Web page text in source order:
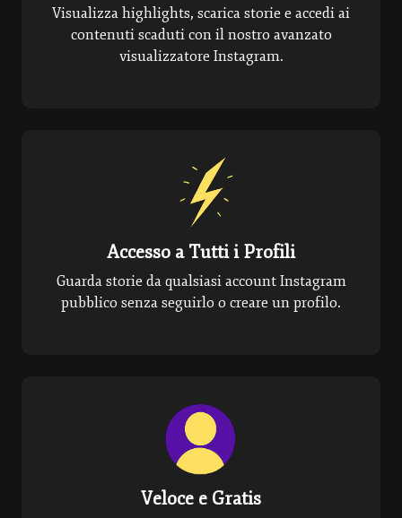
Visualizza highlights, scarica storie e accedi ai
contenuti scaduti con il nostro avanzato
visualizzatore Instagram.
Accesso a Tutti i Profili
Guarda storie da qualsiasi account Instagram
pubblico senza seguirlo o creare un profilo.
Veloce e Gratis